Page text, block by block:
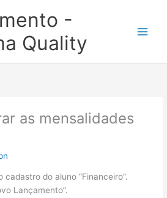
-
Quality
as mensalidades
cadastro do aluno “Financeiro”.
Lançamento”.